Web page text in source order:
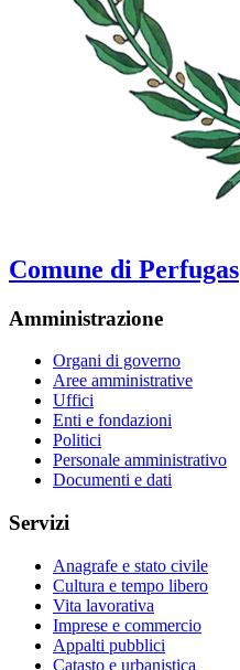
Comune di Perfugas
Amministrazione
Organi di governo
Aree amministrative
Uffici
Enti e fondazioni
Politici
Personale amministrativo
Documenti e dati
Servizi
Anagrafe e stato civile
Cultura e tempo libero
Vita lavorativa
Imprese e commercio
Appalti pubblici
Catasto e urbanistica